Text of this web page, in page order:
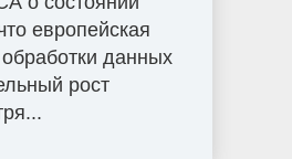
европейская
данных
рост